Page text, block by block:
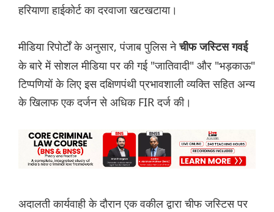
हरियाणा हाईकोर्ट का दरवाजा खटखटाया।
मीडिया रिपोर्टों के अनुसार, पंजाब पुलिस नेचीफ जस्टिस गवई
के बारे में सोशल मीडिया पर की गई "जातिवादी" और "भड़काऊ"
टिप्पणियों के लिए इस दक्षिणपंथी प्रभावशाली व्यक्ति सहित अन्य
के खिलाफ एक दर्जन से अधिक FIR दर्ज की।
अदालती कार्यवाही के दौरान एक वकील द्वारा चीफ जस्टिस पर